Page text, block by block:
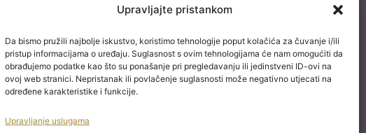
Upravljajte pristankom
Da bismo pružili najbolje iskustvo, koristimo tehnologije poput kolačića za čuvanje i/ili
pristup informacijama o uređaju. Suglasnost s ovim tehnologijama će nam omogućiti da
obrađujemo podatke kao što su ponašanje pri pregledavanju ili jedinstveni ID-ovi na
ovoj web stranici. Nepristanak ili povlačenje suglasnosti može negativno utjecati na
određene karakteristike i funkcije.
Upravljanje uslugama